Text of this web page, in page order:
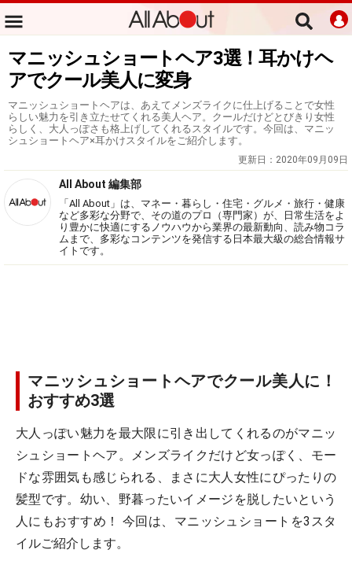
マニッシュショートヘア3選！耳かけヘ
アでクール美人に変身
マニッシュショートヘアは、あえてメンズライクに仕上げることで女性
らしい魅力を引き立たせてくれる美人ヘア。クールだけどとびきり女性
らしく、大人っぽさも格上げしてくれるスタイルです。今回は、マニッ
シュショートヘア×耳かけスタイルをご紹介します。
更新日： 2020年09月09日
All About 編集部
「All About」は、マネー・暮らし・住宅・グルメ・旅行・健康
など多彩な分野で、その道のプロ（専門家）が、日常生活をよ
り豊かに快適にするノウハウから業界の最新動向、読み物コラ
ムまで、多彩なコンテンツを発信する日本最大級の総合情報サ
イトです。
マニッシュショートヘアでクール美人に！
おすすめ3選
大人っぽい魅力を最大限に引き出してくれるのがマニッ
シュショートヘア。メンズライクだけど女っぽく、モー
ドな雰囲気も感じられる、まさに大人女性にぴったりの
髪型です。幼い、野暮ったいイメージを脱したいという
人にもおすすめ！ 今回は、マニッシュショートを3スタ
イルご紹介します。